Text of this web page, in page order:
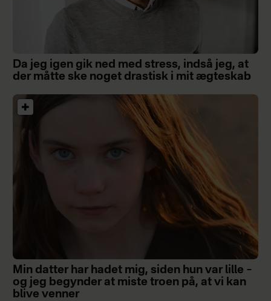
Da jeg igen gik ned med stress, indså jeg, at
der måtte ske noget drastisk i mit ægteskab
Min datter har hadet mig, siden hun var lille –
og jeg begynder at miste troen på, at vi kan
blive venner